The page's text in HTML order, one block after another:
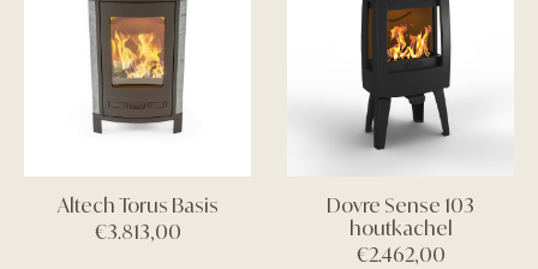
Altech Torus Basis
€3.813,00
Dovre Sense 103
houtkachel
€2.462,00